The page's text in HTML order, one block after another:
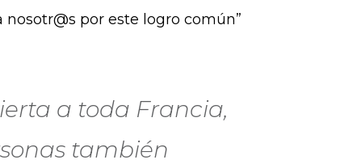
por este logro común”
a toda Francia,
también